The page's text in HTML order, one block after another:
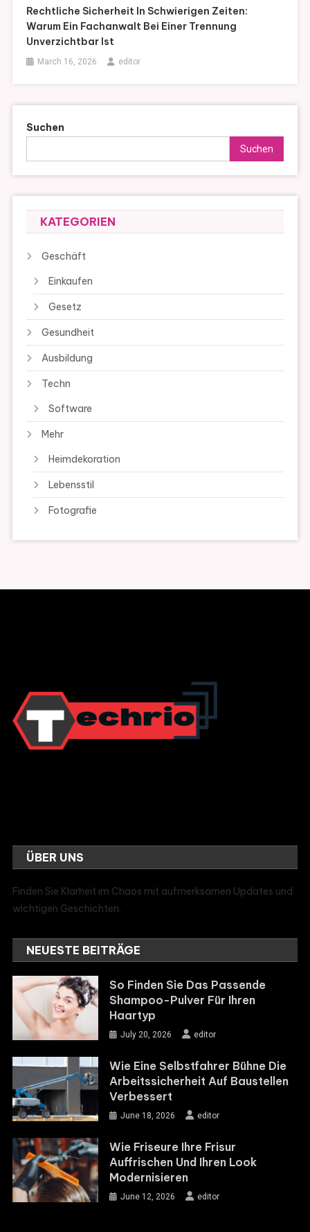
Rechtliche Sicherheit In Schwierigen Zeiten:
Warum Ein Fachanwalt Bei Einer Trennung
Unverzichtbar Ist
March 16, 2026 editor
Suchen
Suchen
KATEGORIEN
Geschäft
Einkaufen
Gesetz
Gesundheit
Ausbildung
Techn
Software
Mehr
Heimdekoration
Lebensstil
Fotografie
ÜBER UNS
Finden Sie Klarheit im Chaos mit aufmerksamen Updates und
wichtigen Geschichten.
NEUESTE BEITRÄGE
So Finden Sie Das Passende
Shampoo-Pulver Für Ihren
Haartyp
July 20, 2026 editor
Wie Eine Selbstfahrer Bühne Die
Arbeitssicherheit Auf Baustellen
Verbessert
June 18, 2026 editor
Wie Friseure Ihre Frisur
Auffrischen Und Ihren Look
Modernisieren
June 12, 2026 editor